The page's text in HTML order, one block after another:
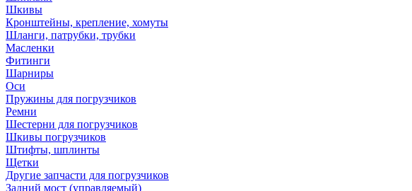
Шкивы
Кронштейны, крепление, хомуты
Шланги, патрубки, трубки
Масленки
Фитинги
Шарниры
Оси
Пружины для погрузчиков
Ремни
Шестерни для погрузчиков
Шкивы погрузчиков
Штифты, шплинты
Щетки
Другие запчасти для погрузчиков
Задний мост (управляемый)